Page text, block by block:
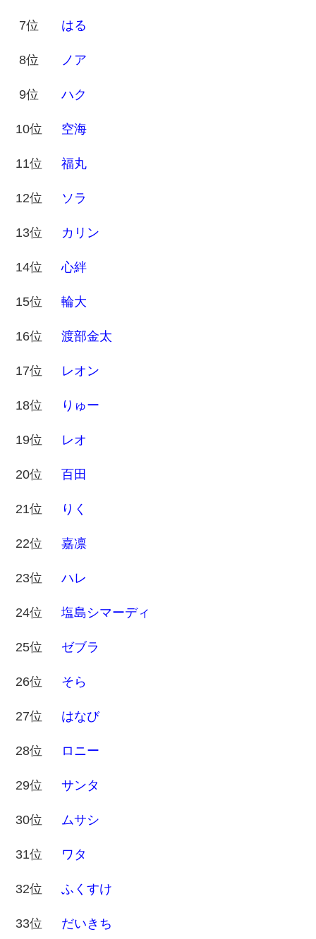
7位 はる
8位 ノア
9位 ハク
10位 空海
11位 福丸
12位 ソラ
13位 カリン
14位 心絆
15位 輪大
16位 渡部金太
17位 レオン
18位 りゅー
19位 レオ
20位 百田
21位 りく
22位 嘉凛
23位 ハレ
24位 塩島シマーディ
25位 ゼブラ
26位 そら
27位 はなび
28位 ロニー
29位 サンタ
30位 ムサシ
31位 ワタ
32位 ふくすけ
33位 だいきち